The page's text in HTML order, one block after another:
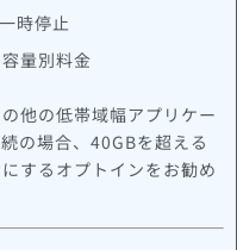
時停止
量別料金
他の低帯域幅アプリケー
の場合、40GBを超える
するオプトインをお勧め